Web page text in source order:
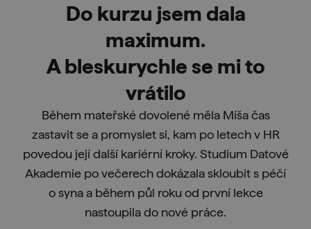
Do kurzu jsem dala
maximum.
A bleskurychle se mi to
vrátilo
Během mateřské dovolené měla Míša čas
zastavit se a promyslet si, kam po letech v HR
povedou její další kariérní kroky. Studium Datové
Akademie po večerech dokázala skloubit s péčí
o syna a během půl roku od první lekce
nastoupila do nové práce.